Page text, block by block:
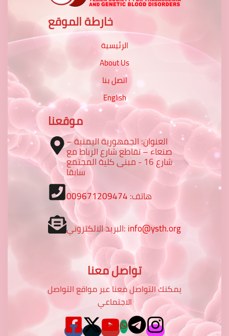
خارطة الموقع
الرئيسية
About Us
اتصل بنا
English
موقعنا
العنوان: الجمهورية اليمنية –
صنعاء – تقاطع شارع الرباط مع
شارع 16 - مبنى كلية المجتمع
سابقا
هاتف:009671209474
البريد الالكتروني:info@ysth.org
تواصل معنا
يمكنك التواصل معنا عبر مواقع التواصل
الاجتماعي